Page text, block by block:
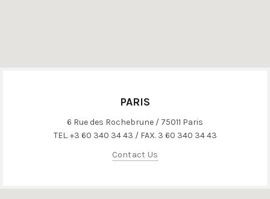
PARIS
6 Rue des Rochebrune / 75011 Paris
TEL. +3 60 340 34 43 / FAX. 3 60 340 34 43
Contact Us